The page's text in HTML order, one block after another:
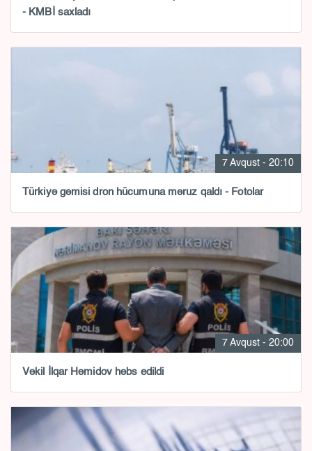
- KMBİ saxladı
7 Avqust - 20:10
Türkiyə gəmisi dron hücumuna məruz qaldı - Fotolar
7 Avqust - 20:00
Vəkil İlqar Həmidov həbs edildi